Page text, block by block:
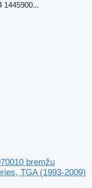
1445900...
bremžu
TGA (1993-2009)